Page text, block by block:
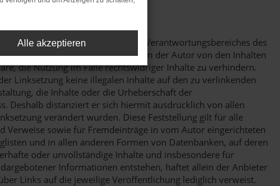
(“Hyperlinks”), die außerhalb des Verantwortungsbereiches des
in dem Fall in Kraft treten, in dem der Autor von den Inhalten
die Nutzung im Falle rechtswidriger Inhalte zu verhindern.
Linksetzung keine illegalen Inhalte auf den zu verlinkenden
die Inhalte oder die Urheberschaft der
Deshalb distanziert er sich hiermit ausdrücklich von allen
verändert wurden. Diese Feststellung gilt für alle
Verweise sowie für Fremdeinträge in vom Autor eingerichteten
und in allen anderen Formen von Datenbanken, auf deren
oder unvollständige Inhalte und insbesondere für
Informationen entstehen, haftet allein der Anbieter
Links auf die jeweilige Veröffentlichung lediglich verweist.
Alle akzeptieren